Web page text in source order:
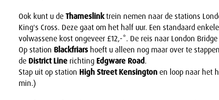
Ook kunt u deThameslinktrein nemen naar de stations
King's Cross. Deze gaat om het half uur. Een standaard
volwassene kost ongeveer £12,-*. De reis naar London
Op station Blackfriarshoeft u alleen nog maar over te
de District Linerichting Edgware Road.
Stap uit op station High Street Kensingtonen loop naar het
min.)